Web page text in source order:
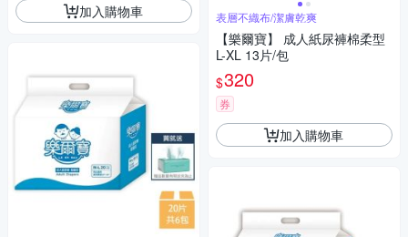
加入購物車 表層不織布/潔膚乾爽
【樂爾寶】 成人紙尿褲棉柔型
L-XL 13片/包
$320
券
加入購物車